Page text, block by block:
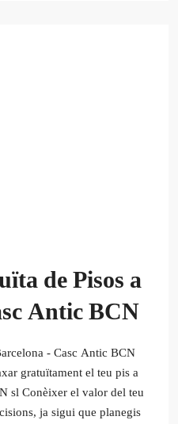
de Pisos a
Antic BCN
- Casc Antic BCN
gratuïtament el teu pis a
sl Conèixer el valor del teu
ja sigui que planegis